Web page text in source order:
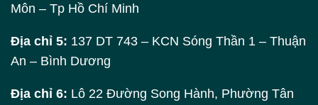
Môn – Tp Hồ Chí Minh
Địa chỉ 5: 137 DT 743 – KCN Sóng Thần 1 – Thuận
An – Bình Dương
Địa chỉ 6: Lô 22 Đường Song Hành, Phường Tân